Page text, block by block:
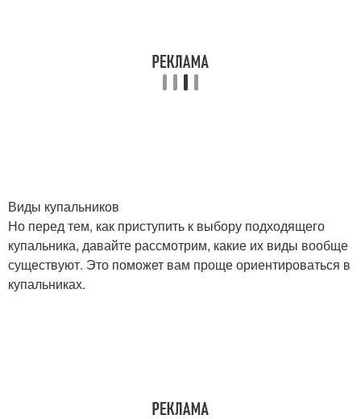
Виды купальников
Но перед тем, как приступить к выбору подходящего
купальника, давайте рассмотрим, какие их виды вообще
существуют. Это поможет вам проще ориентироваться в
купальниках.